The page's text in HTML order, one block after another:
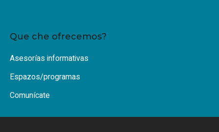
Que che ofrecemos?
Asesorías informativas
Espazos/programas
Comunícate